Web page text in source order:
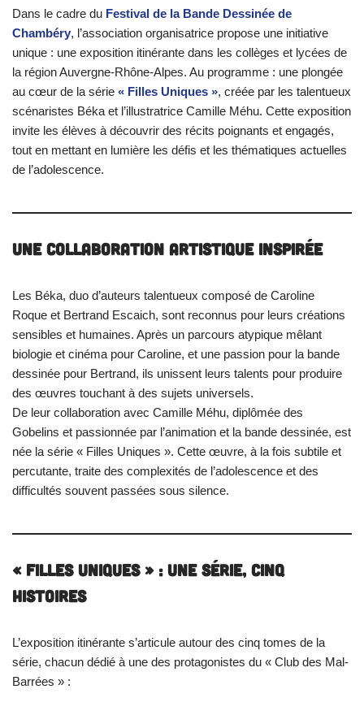
Dans le cadre du Festival de la Bande Dessinée de
Chambéry, l’association organisatrice propose une initiative
unique : une exposition itinérante dans les collèges et lycées de
la région Auvergne-Rhône-Alpes. Au programme : une plongée
au cœur de la série « Filles Uniques », créée par les talentueux
scénaristes Béka et l’illustratrice Camille Méhu. Cette exposition
invite les élèves à découvrir des récits poignants et engagés,
tout en mettant en lumière les défis et les thématiques actuelles
de l’adolescence.
Une Collaboration Artistique Inspirée
Les Béka, duo d’auteurs talentueux composé de Caroline
Roque et Bertrand Escaich, sont reconnus pour leurs créations
sensibles et humaines. Après un parcours atypique mêlant
biologie et cinéma pour Caroline, et une passion pour la bande
dessinée pour Bertrand, ils unissent leurs talents pour produire
des œuvres touchant à des sujets universels.
De leur collaboration avec Camille Méhu, diplômée des
Gobelins et passionnée par l’animation et la bande dessinée, est
née la série « Filles Uniques ». Cette œuvre, à la fois subtile et
percutante, traite des complexités de l’adolescence et des
difficultés souvent passées sous silence.
« Filles Uniques » : Une Série, Cinq
Histoires
L’exposition itinérante s’articule autour des cinq tomes de la
série, chacun dédié à une des protagonistes du « Club des Mal-
Barrées » :